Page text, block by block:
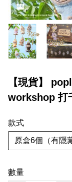
【現貨】
workshop 打
款式
原盒6個（有隱
數量